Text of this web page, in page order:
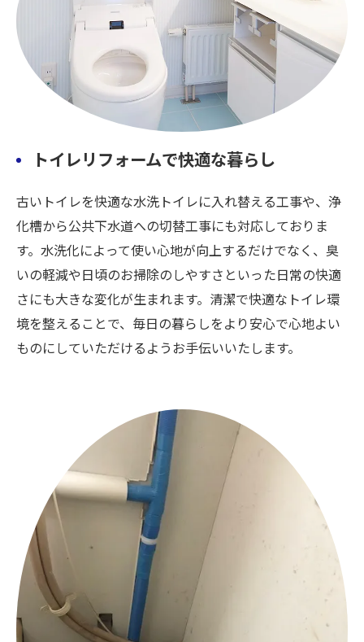
トイレリフォームで快適な暮らし
古いトイレを快適な水洗トイレに入れ替える工事や、浄
化槽から公共下水道への切替工事にも対応しておりま
す。水洗化によって使い心地が向上するだけでなく、臭
いの軽減や日頃のお掃除のしやすさといった日常の快適
さにも大きな変化が生まれます。清潔で快適なトイレ環
境を整えることで、毎日の暮らしをより安心で心地よい
ものにしていただけるようお手伝いいたします。